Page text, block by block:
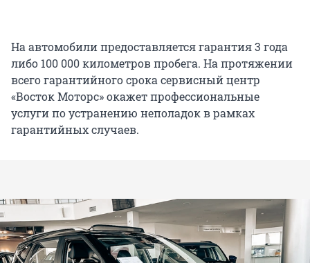
На автомобили предоставляется гарантия 3 года
либо 100 000 километров пробега. На протяжении
всего гарантийного срока сервисный центр
«Восток Моторс» окажет профессиональные
услуги по устранению неполадок в рамках
гарантийных случаев.